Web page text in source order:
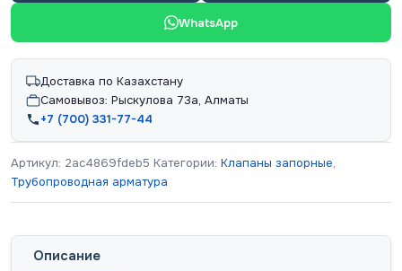
WhatsApp
Доставка по Казахстану
Самовывоз: Рыскулова 73а, Алматы
+7 (700) 331-77-44
Артикул: 2ac4869fdeb5 Категории: Клапаны запорные,
Трубопроводная арматура
Описание